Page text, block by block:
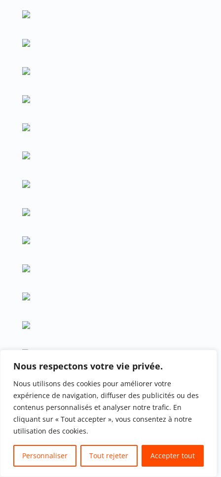
Nous respectons votre vie privée.
Nous utilisons des cookies pour améliorer votre
expérience de navigation, diffuser des publicités ou des
contenus personnalisés et analyser notre trafic. En
cliquant sur « Tout accepter », vous consentez à notre
utilisation des cookies.
Personnaliser Tout rejeter Accepter tout